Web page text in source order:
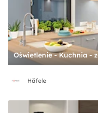
Oświetlenie - Kuchnia -
Häfele